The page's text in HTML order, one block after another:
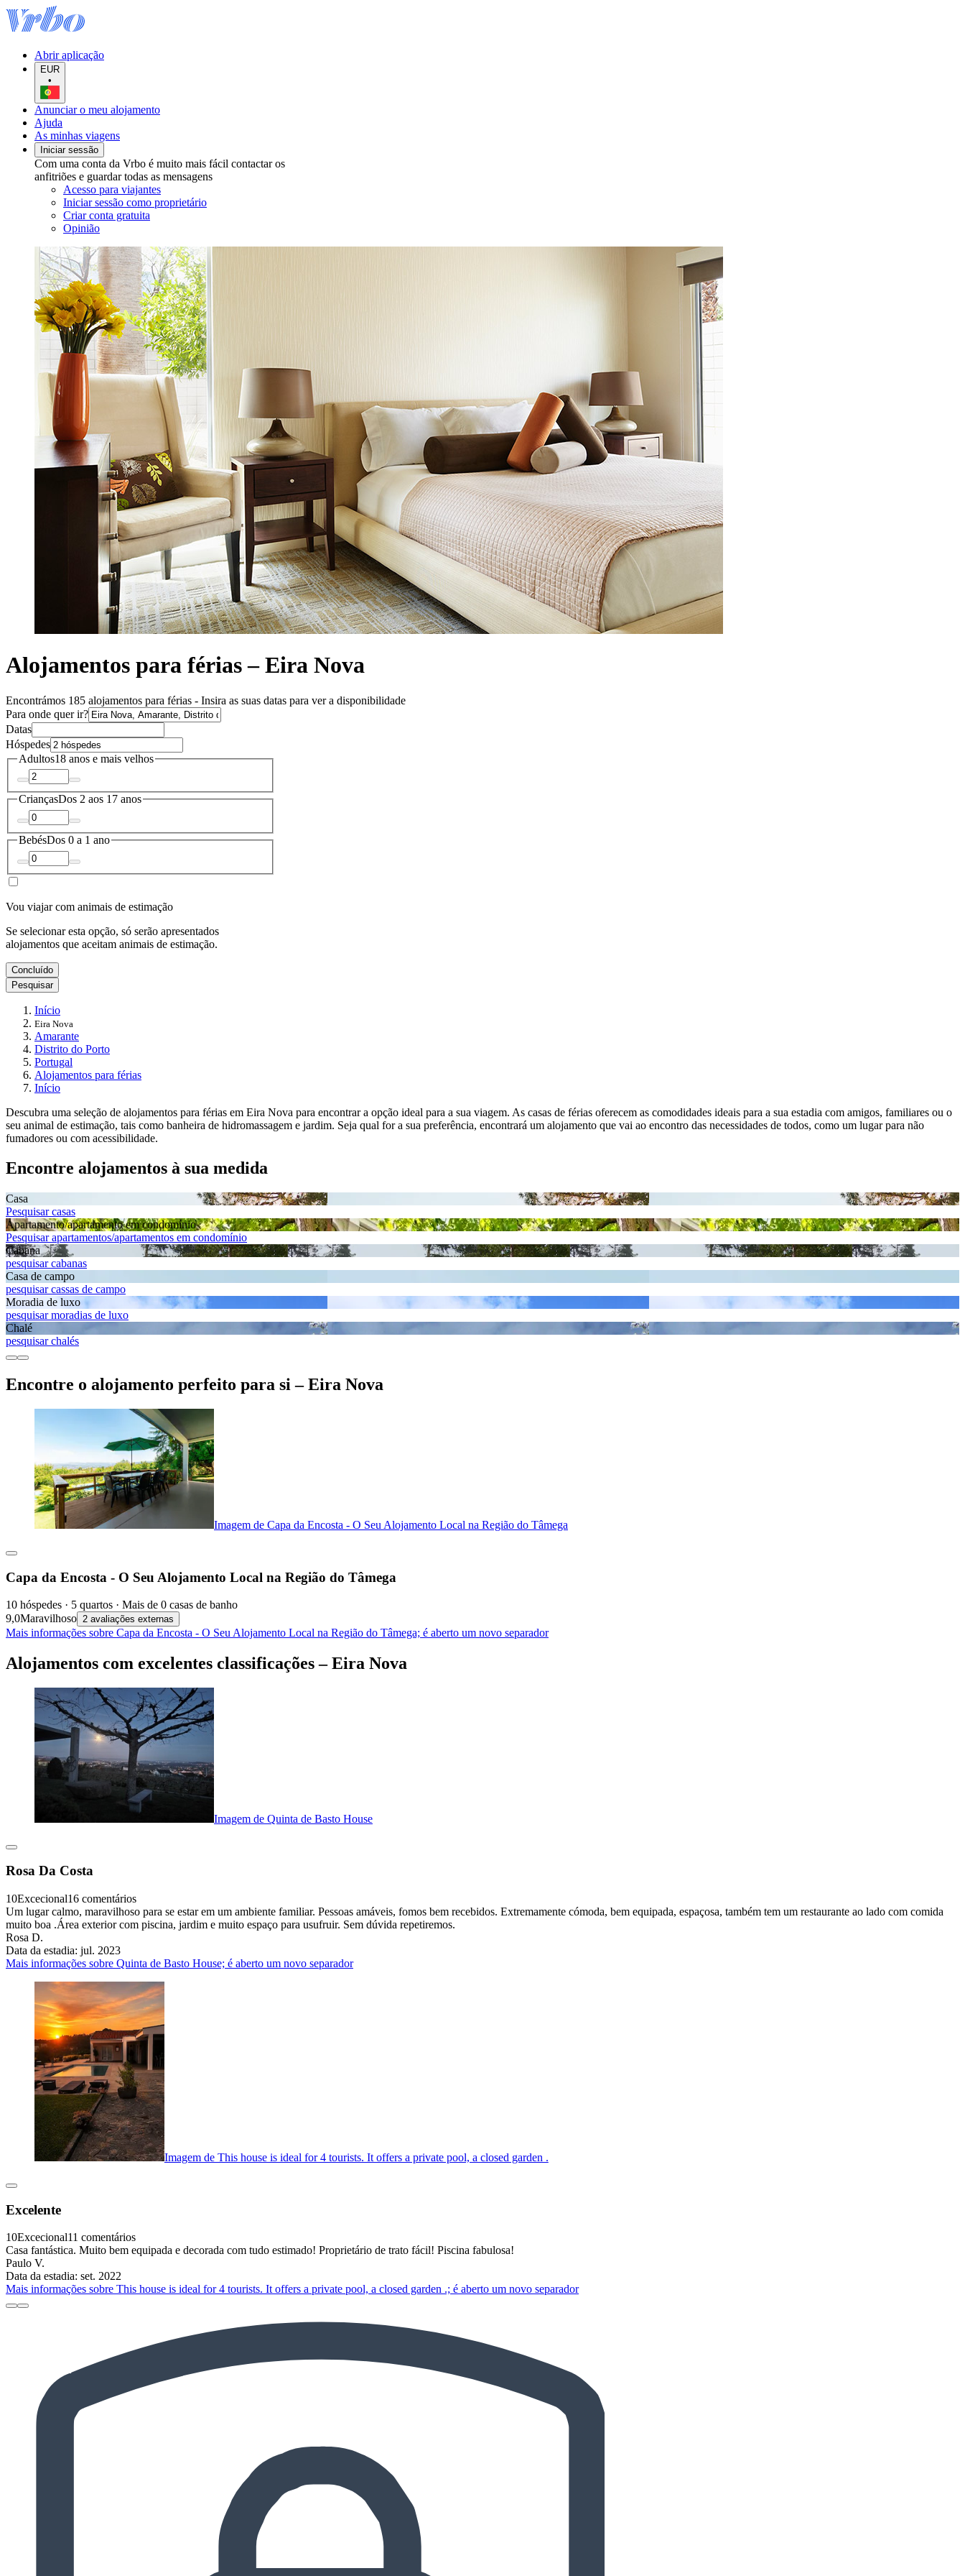
Abrir aplicação
EUR
•
Anunciar o meu alojamento
Ajuda
As minhas viagens
Iniciar sessão
Com uma conta da Vrbo é muito mais fácil contactar os
anfitriões e guardar todas as mensagens
Acesso para viajantes
Iniciar sessão como proprietário
Criar conta gratuita
Opinião
Alojamentos para férias – Eira Nova
Encontrámos 185 alojamentos para férias - Insira as suas datas para ver a disponibilidade
Para onde quer ir?
Datas
Hóspedes
Adultos18 anos e mais velhos
CriançasDos 2 aos 17 anos
BebésDos 0 a 1 ano
Vou viajar com animais de estimação
Se selecionar esta opção, só serão apresentados
alojamentos que aceitam animais de estimação.
Concluído
Pesquisar
Início
Eira Nova
Amarante
Distrito do Porto
Portugal
Alojamentos para férias
Início
Descubra uma seleção de alojamentos para férias em Eira Nova para encontrar a opção ideal para a sua viagem. As casas de férias oferecem as comodidades ideais para a sua estadia com amigos, familiares ou o
seu animal de estimação, tais como banheira de hidromassagem e jardim. Seja qual for a sua preferência, encontrará um alojamento que vai ao encontro das necessidades de todos, como um lugar para não
fumadores ou com acessibilidade.
Encontre alojamentos à sua medida
Casa
Pesquisar casas
Apartamento/apartamento em condomínio
Pesquisar apartamentos/apartamentos em condomínio
Cabana
pesquisar cabanas
Casa de campo
pesquisar cassas de campo
Moradia de luxo
pesquisar moradias de luxo
Chalé
pesquisar chalés
Encontre o alojamento perfeito para si – Eira Nova
Imagem de Capa da Encosta - O Seu Alojamento Local na Região do Tâmega
Capa da Encosta - O Seu Alojamento Local na Região do Tâmega
10 hóspedes · 5 quartos · Mais de 0 casas de banho
9,0Maravilhoso 2 avaliações externas
Mais informações sobre Capa da Encosta - O Seu Alojamento Local na Região do Tâmega; é aberto um novo separador
Alojamentos com excelentes classificações – Eira Nova
Imagem de Quinta de Basto House
Rosa Da Costa
10Excecional16 comentários
Um lugar calmo, maravilhoso para se estar em um ambiente familiar. Pessoas amáveis, fomos bem recebidos. Extremamente cómoda, bem equipada, espaçosa, também tem um restaurante ao lado com comida
muito boa .Área exterior com piscina, jardim e muito espaço para usufruir. Sem dúvida repetiremos.
Rosa D.
Data da estadia: jul. 2023
Mais informações sobre Quinta de Basto House; é aberto um novo separador
Imagem de This house is ideal for 4 tourists. It offers a private pool, a closed garden .
Excelente
10Excecional11 comentários
Casa fantástica. Muito bem equipada e decorada com tudo estimado! Proprietário de trato fácil! Piscina fabulosa!
Paulo V.
Data da estadia: set. 2022
Mais informações sobre This house is ideal for 4 tourists. It offers a private pool, a closed garden .; é aberto um novo separador